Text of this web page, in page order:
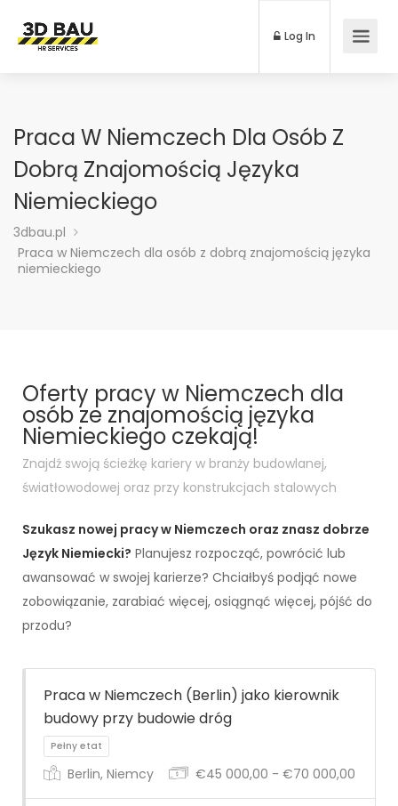
Log In
Praca W Niemczech Dla Osób Z
Dobrą Znajomością Języka
Niemieckiego
3dbau.pl
Praca w Niemczech dla osób z dobrą znajomością języka
niemieckiego
Oferty pracy w Niemczech dla
osób ze znajomością języka
Niemieckiego czekają!
Znajdź swoją ścieżkę kariery w branży budowlanej,
światłowodowej oraz przy konstrukcjach stalowych
Szukasz nowej pracy w Niemczech oraz znasz dobrze
Język Niemiecki? Planujesz rozpocząć, powrócić lub
awansować w swojej karierze? Chciałbyś podjąć nowe
zobowiązanie, zarabiać więcej, osiągnąć więcej, pójść do
przodu?
Praca w Niemczech (Berlin) jako kierownik
budowy przy budowie dróg
Berlin, Niemcy €45 000,00 - €70 000,00